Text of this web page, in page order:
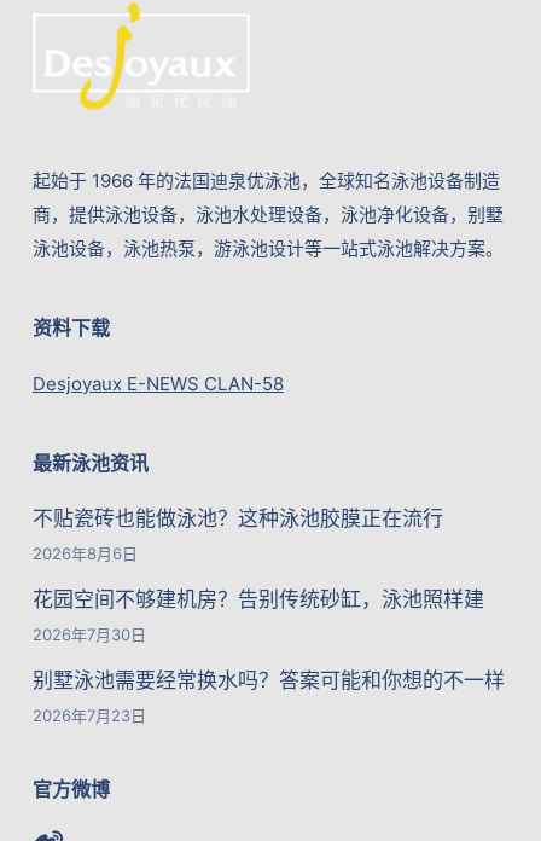
起始于 1966 年的法国迪泉优泳池，全球知名泳池设备制造
商，提供泳池设备，泳池水处理设备，泳池净化设备，别墅
泳池设备，泳池热泵，游泳池设计等一站式泳池解决方案。
资料下载
Desjoyaux E-NEWS CLAN-58
最新泳池资讯
不贴瓷砖也能做泳池？这种泳池胶膜正在流行
2026年8月6日
花园空间不够建机房？告别传统砂缸，泳池照样建
2026年7月30日
别墅泳池需要经常换水吗？答案可能和你想的不一样
2026年7月23日
官方微博